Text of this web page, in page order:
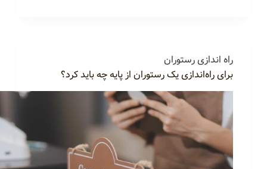
راه اندازی رستوران
برای راه‌اندازی یک رستوران از پایه چه باید کرد؟